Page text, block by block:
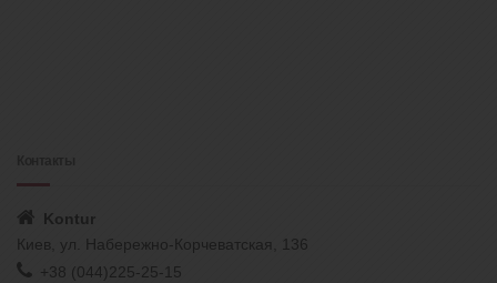
Kontur
Киев, ул. Набережно-Корчеватская, 136
+38 (044)225-25-15